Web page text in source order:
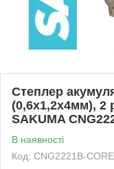
Степлер
(0,6х1,2х4мм), 2
SAKUMA
В наявності
Код: CNG2221B-CORE